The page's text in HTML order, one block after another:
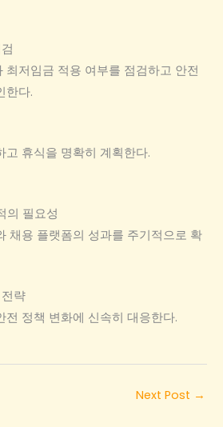
최저임금 적용 여부를 점검하고 안전
한다.
고 휴식을 명확히 계획한다.
의 필요성
채용 플랫폼의 성과를 주기적으로 확
략
전 정책 변화에 신속히 대응한다.
Next Post →